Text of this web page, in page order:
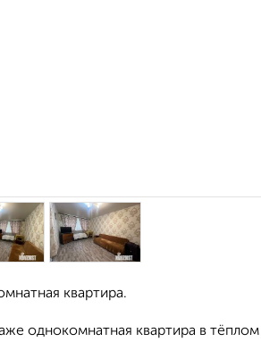
квартира.
однокомнатная квартира в